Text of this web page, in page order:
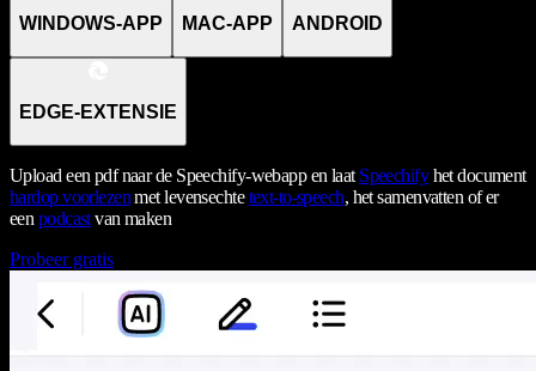
WINDOWS-APP MAC-APP ANDROID
EDGE-EXTENSIE
Upload een pdf naar de Speechify-webapp en laat Speechifyhet document
hardop voorlezenmet levensechtetext-to-speech, het samenvatten of er
een podcastvan maken
Probeer gratis